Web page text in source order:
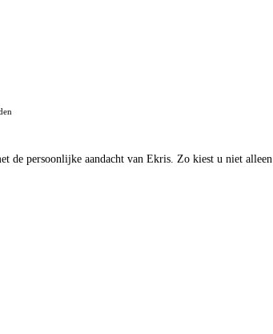
de persoonlijke aandacht van Ekris. Zo kiest u niet alleen